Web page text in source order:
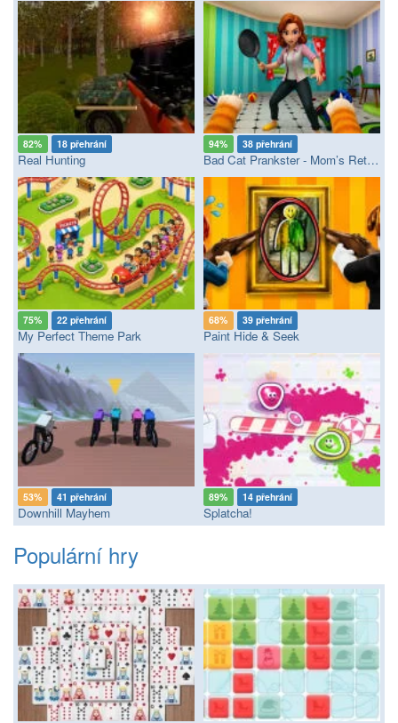
82% 18 přehrání
Real Hunting
94% 38 přehrání
Bad Cat Prankster - Mom’s Return
75% 22 přehrání
My Perfect Theme Park
68% 39 přehrání
Paint Hide & Seek
53% 41 přehrání
Downhill Mayhem
89% 14 přehrání
Splatcha!
Populární hry